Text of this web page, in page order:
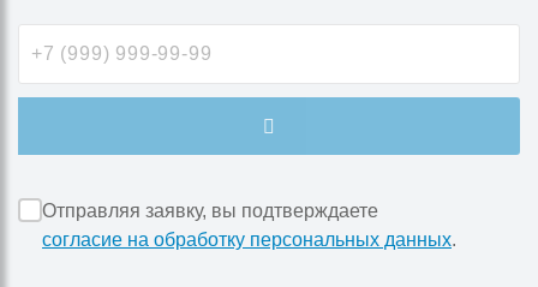
Отправляя заявку, вы подтверждаете
согласие на обработку персональных данных.